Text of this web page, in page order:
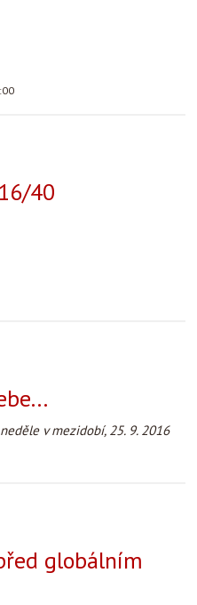
40
v mezidobí, 25. 9. 2016
globálním